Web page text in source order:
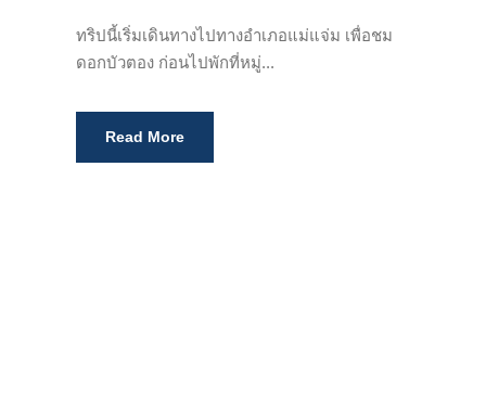
ทริปนี้เริ่มเดินทางไปทางอำเภอแม่แจ่ม เพื่อชม
ดอกบัวตอง ก่อนไปพักที่หมู่...
Read More